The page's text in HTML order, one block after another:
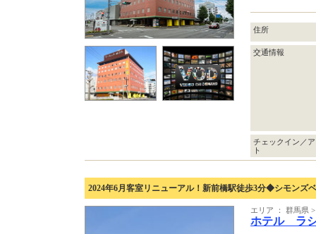
住所
交通情報
チェックイン／
ト
2024年6月客室リニューアル！新前橋駅徒歩3分◆シモンズ
エリア ： 群馬県
ホテル ラ